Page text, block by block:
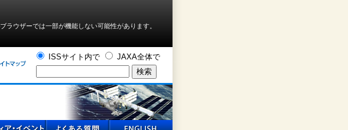
ラウザーでは⼀部が機能しない可能性があります。
ISSサイト内で JAXA全体で